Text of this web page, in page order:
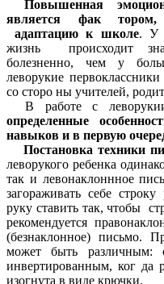
Повышенная
является фак тором,
адаптацию к школе. У
жизнь происходит
болезненно, чем у
леворукие
со сторо ны учителей,
В работе с
определенные
навыков и в первую
Постановка техники
леворукого ребенка
так и левонаклоннное
загораживать себе
руку ставить так, чтобы
рекомендуется
(безнаклонное) письмо.
может быть
инвертированным, ког да
изогнута в виде крючки.